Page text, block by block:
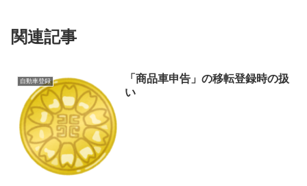
関連記事
自動車登録
「商品車申告」の移転登録時の扱
い